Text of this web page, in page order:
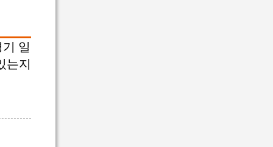
일
는지